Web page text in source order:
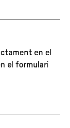
en el
el formulari